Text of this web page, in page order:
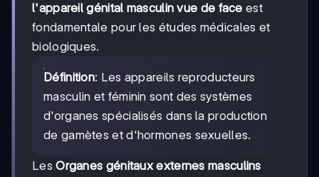
l'appareil génital masculin vue de face est
fondamentale pour les études médicales et
biologiques.
Définition: Les appareils reproducteurs
masculin et féminin sont des systèmes
d'organes spécialisés dans la production
de gamètes et d'hormones sexuelles.
LesOrganes génitaux externes masculins